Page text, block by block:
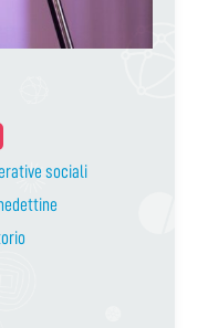
sociali